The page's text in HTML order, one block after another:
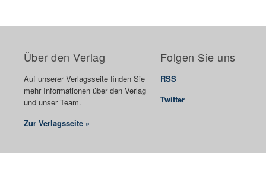
Über den Verlag
Auf unserer Verlagsseite finden Sie
mehr Informationen über den Verlag
und unser Team.
Zur Verlagsseite »
Folgen Sie uns
RSS
Twitter